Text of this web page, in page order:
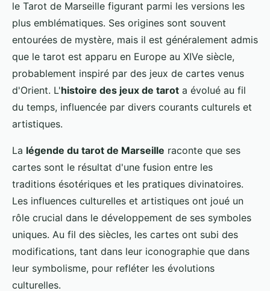
le Tarot de Marseille figurant parmi les versions les
plus emblématiques. Ses origines sont souvent
entourées de mystère, mais il est généralement admis
que le tarot est apparu en Europe au XIVe siècle,
probablement inspiré par des jeux de cartes venus
d'Orient. L'histoire des jeux de tarot a évolué au fil
du temps, influencée par divers courants culturels et
artistiques.
La légende du tarot de Marseille raconte que ses
cartes sont le résultat d'une fusion entre les
traditions ésotériques et les pratiques divinatoires.
Les influences culturelles et artistiques ont joué un
rôle crucial dans le développement de ses symboles
uniques. Au fil des siècles, les cartes ont subi des
modifications, tant dans leur iconographie que dans
leur symbolisme, pour refléter les évolutions
culturelles.